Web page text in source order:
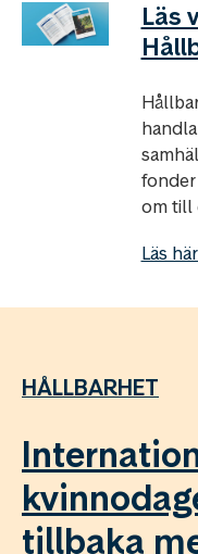
Läs
om till
Läs här
HÅLLBARHET
tillbaka